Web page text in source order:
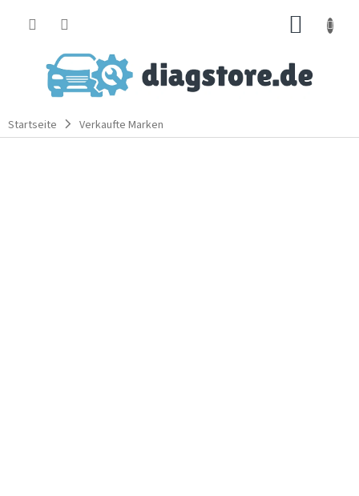
Startseite Verkaufte Marken